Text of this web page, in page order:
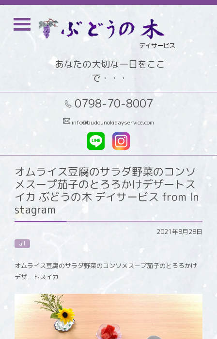
あなたの大切な一日をここ
で・・・
0798-70-8007
info@budounokidayservice.com
オムライス豆腐のサラダ野菜のコンソ
メスープ茄子のとろろかけデザートス
イカ ぶどうの木 デイサービス from In
stagram
2021年8月28日
all
オムライス豆腐のサラダ野菜のコンソメスープ茄子のとろろかけ
デザートスイカ